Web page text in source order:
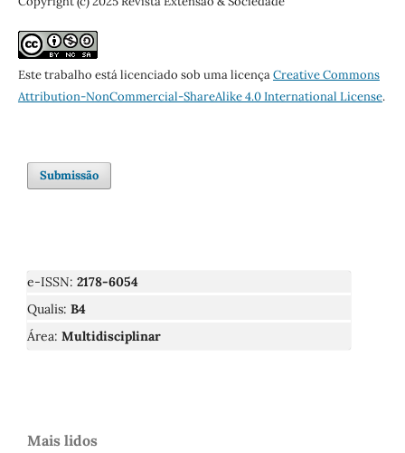
Este trabalho está licenciado sob uma licençaCreative Commons
Attribution-NonCommercial-ShareAlike 4.0 International License.
Submissão
e-ISSN: 2178-6054
Qualis: B4
Área: Multidisciplinar
Mais lidos